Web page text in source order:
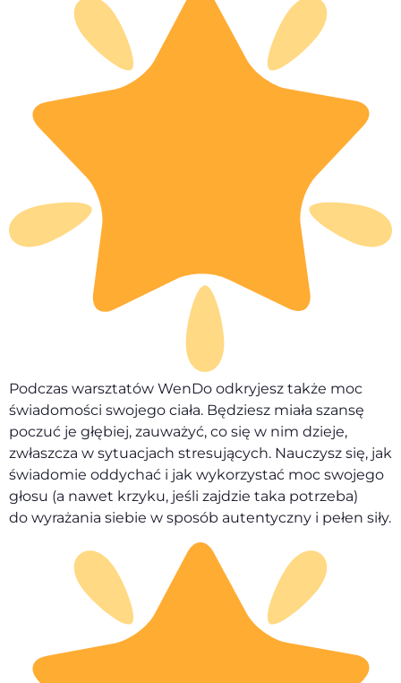
Podczas warsztatów WenDo odkryjesz także moc
świadomości swojego ciała. Będziesz miała szansę
poczuć je głębiej, zauważyć, co się w nim dzieje,
zwłaszcza w sytuacjach stresujących. Nauczysz się, jak
świadomie oddychać i jak wykorzystać moc swojego
głosu (a nawet krzyku, jeśli zajdzie taka potrzeba)
do wyrażania siebie w sposób autentyczny i pełen siły.